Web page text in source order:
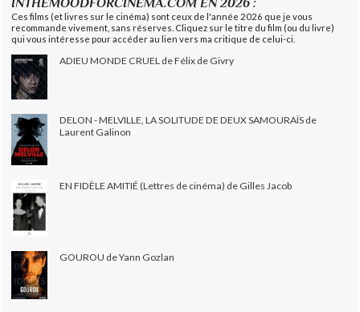
INTHEMOODFORCINEMA.COM EN 2026 :
Ces films (et livres sur le cinéma) sont ceux de l'année 2026 que je vous
recommande vivement, sans réserves. Cliquez sur le titre du film (ou du livre)
qui vous intéresse pour accéder au lien vers ma critique de celui-ci.
ADIEU MONDE CRUEL de Félix de Givry
DELON - MELVILLE, LA SOLITUDE DE DEUX SAMOURAÏS de
Laurent Galinon
EN FIDÈLE AMITIÉ (Lettres de cinéma) de Gilles Jacob
GOUROU de Yann Gozlan